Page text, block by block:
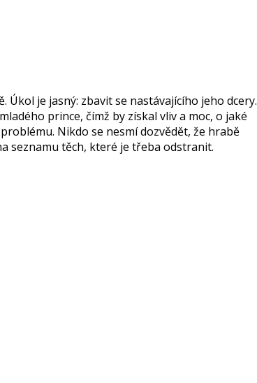
je jasný: zbavit se nastávajícího jeho dcery.
prince, čímž by získal vliv a moc, o jaké
Nikdo se nesmí dozvědět, že hrabě
seznamu těch, které je třeba odstranit.